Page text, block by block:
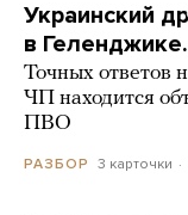
Украинский
в
Точных ответов
ЧП находится
ПВО
РАЗБОР 3 карточки